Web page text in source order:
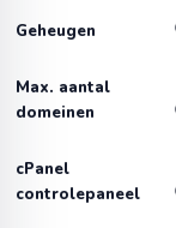
Geheugen
Max. aantal
domeinen
cPanel
controlepaneel